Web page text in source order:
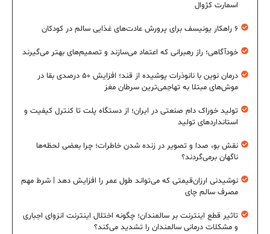
اسمارت کژوال
۶ راهکار یونیسف برای پرورش عادت‌های غذایی سالم در کودکان
خودآگاهی؛ راز رهبرانی که اعتماد می‌سازند و تصمیم‌های بهتر می‌گیرند
درمان نوین با نانوذرات پوشیده از قند؛ افزایش ۵۰ درصدی بقا در
موش‌های مبتلا به تهاجمی‌ترین سرطان مغز
تولید خوراک دام صنعتی در ایران؛ از دستگاه پلت تا کنترل کیفیت و
استانداردهای تولید
نقش بو، صدا و تصویر در زنده شدن خاطرات؛ چرا بعضی لحظه‌ها
ناگهان برمی‌گردند؟
نوشیدنی ارزان‌قیمتی که می‌تواند طول عمر را افزایش دهد | شرط مهم
مصرف سالم چای
تاثیر قطع اینترنت بر سالمندان؛ چگونه اختلال اینترنت انزوای اجباری
و مشکلات درمانی سالمندان را تشدید می‌کند؟